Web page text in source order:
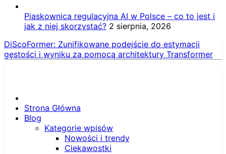
Piaskownica regulacyjna AI w Polsce – co to jest i
jak z niej skorzystać? 2 sierpnia, 2026
DiScoFormer: Zunifikowane podejście do estymacji
gęstości i wyniku za pomocą architektury Transformer
Strona Główna
Blog
Kategorie wpisów
Nowości i trendy
Ciekawostki